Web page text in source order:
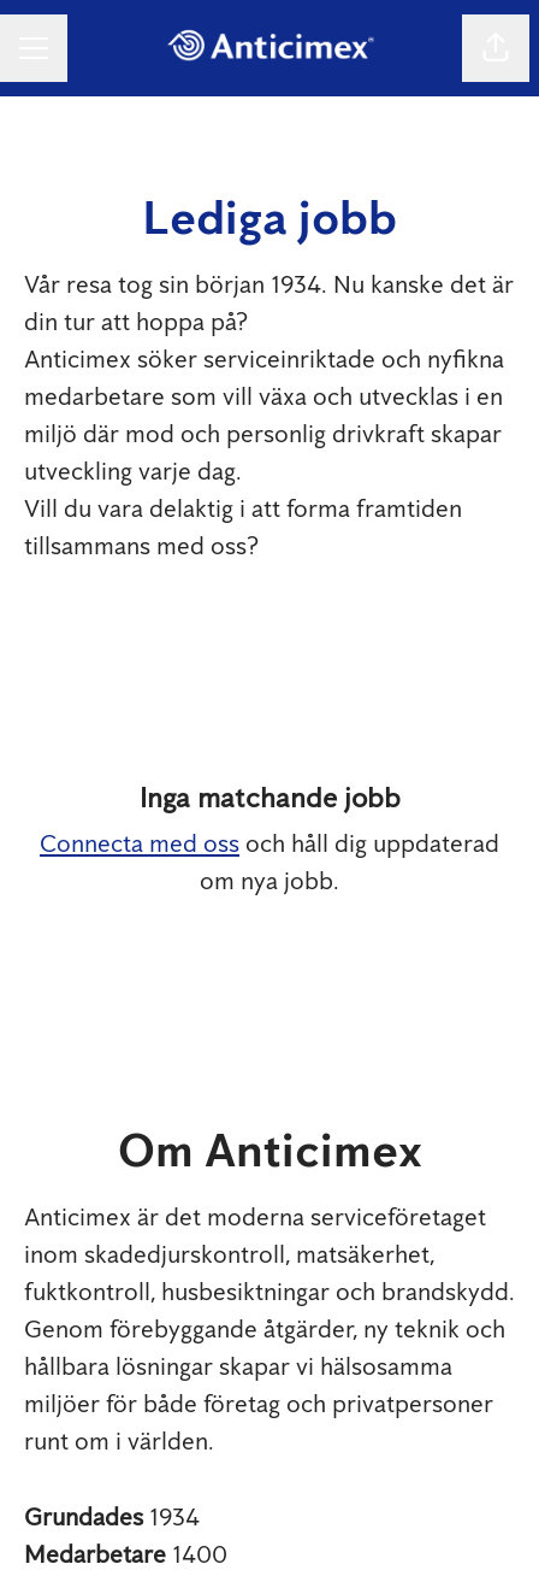
Lediga jobb
Vår resa tog sin början 1934. Nu kanske det är
din tur att hoppa på?
Anticimex söker serviceinriktade och nyfikna
medarbetare som vill växa och utvecklas i en
miljö där mod och personlig drivkraft skapar
utveckling varje dag.
Vill du vara delaktig i att forma framtiden
tillsammans med oss?
Inga matchande jobb
Connecta med oss och håll dig uppdaterad
om nya jobb.
Om Anticimex
Anticimex är det moderna serviceföretaget
inom skadedjurskontroll, matsäkerhet,
fuktkontroll, husbesiktningar och brandskydd.
Genom förebyggande åtgärder, ny teknik och
hållbara lösningar skapar vi hälsosamma
miljöer för både företag och privatpersoner
runt om i världen.
Grundades 1934
Medarbetare 1400